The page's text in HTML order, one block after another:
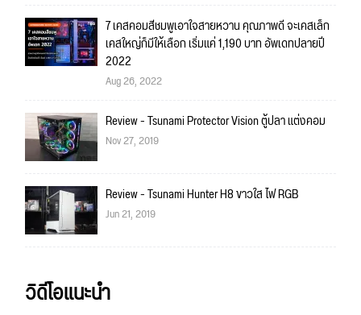
7 เคสคอมสีชมพูเอาใจสายหวาน คุณภาพดี จะเคสเล็ก
เคสใหญ่ก็มีให้เลือก เริ่มแค่ 1,190 บาท อัพเดทปลายปี
2022
Aug 26, 2022
Review - Tsunami Protector Vision ตู้ปลา แต่งคอม
Nov 27, 2019
Review - Tsunami Hunter H8 ขาวใส ไฟ RGB
Jun 21, 2019
วิดีโอแนะนำ